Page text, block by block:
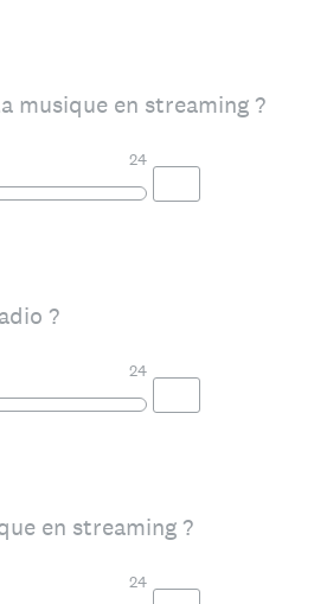
musique en streaming ?
24
?
24
en streaming ?
24